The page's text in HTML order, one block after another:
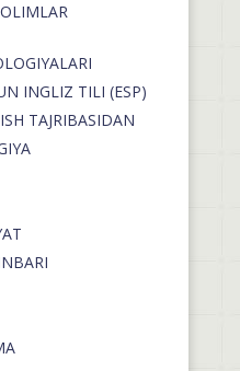
INGLIZ TILI (ESP)
TAJRIBASIDAN